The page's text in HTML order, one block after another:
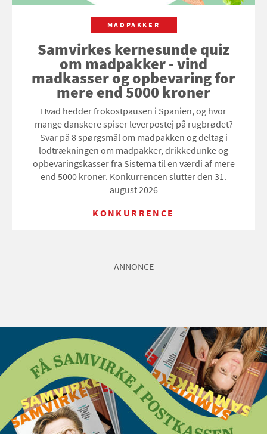
MADPAKKER
Samvirkes kernesunde quiz
om madpakker - vind
madkasser og opbevaring for
mere end 5000 kroner
Hvad hedder frokostpausen i Spanien, og hvor
mange danskere spiser leverpostej på rugbrødet?
Svar på 8 spørgsmål om madpakken og deltag i
lodtrækningen om madpakker, drikkedunke og
opbevaringskasser fra Sistema til en værdi af mere
end 5000 kroner. Konkurrencen slutter den 31.
august 2026
KONKURRENCE
ANNONCE